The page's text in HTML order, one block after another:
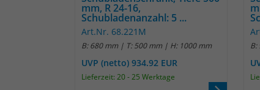
mm, R 24-16,
Schubladenanzahl: 5 ...
Art.Nr. 68.221M
B: 680 mm | T: 500 mm | H: 1000 mm
UVP (netto) 934.92 EUR
Lieferzeit: 20 - 25 Werktage
B:
Zweck
Das Cookie wird
ob der Browser
wird direkt nach